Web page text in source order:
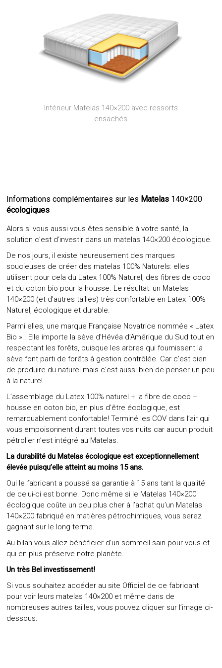
Intérieur Matelas 140×200 avec ressorts
ensachés
Informations complémentaires sur les Matelas 140×200
écologiques
Alors si vous aussi vous êtes sensible à votre santé, la
solution c’est d’investir dans un matelas 140×200 écologique.
De nos jours, il existe heureusement des marques
soucieuses de créer des matelas 100% Naturels: elles
utilisent pour cela du Latex 100% Naturel, des fibres de coco
et du coton bio pour la housse. Le résultat: un Matelas
140×200 (et d’autres tailles) très confortable en Latex 100%
Naturel, écologique et durable.
Parmi elles, une marque Française Novatrice nommée « Latex
Bio » . Elle importe la sève d’Hévéa d’Amérique du Sud tout en
respectant les forêts, puisque les arbres qui fournissent la
sève font parti de forêts à gestion contrôlée. Car c’est bien
de produire du naturel mais c’est aussi bien de penser un peu
à la nature!
L’assemblage du Latex 100% naturel + la fibre de coco +
housse en coton bio, en plus d’être écologique, est
remarquablement confortable! Terminé les COV dans l’air qui
vous empoisonnent durant toutes vos nuits car aucun produit
pétrolier n’est intégré au Matelas.
La durabilité du Matelas écologique est exceptionnellement
élevée puisqu’elle atteint au moins 15 ans.
Oui le fabricant a poussé sa garantie à 15 ans tant la qualité
de celui-ci est bonne. Donc même si le Matelas 140×200
écologique coûte un peu plus cher à l’achat qu’un Matelas
140×200 fabriqué en matières pétrochimiques, vous serez
gagnant sur le long terme.
Au bilan vous allez bénéficier d’un sommeil sain pour vous et
qui en plus préserve notre planète.
Un très Bel investissement!
Si vous souhaitez accéder au site Officiel de ce fabricant
pour voir leurs matelas 140×200 et même dans de
nombreuses autres tailles, vous pouvez cliquer sur l’image ci-
dessous: